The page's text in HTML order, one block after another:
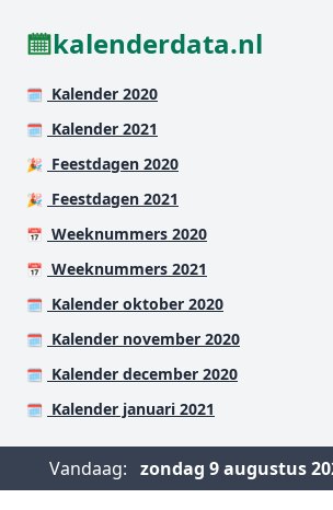
kalenderdata.nl
🗓️ Kalender 2020
🗓️ Kalender 2021
🎉 Feestdagen 2020
🎉 Feestdagen 2021
📅 Weeknummers 2020
📅 Weeknummers 2021
🗓️ Kalender oktober 2020
🗓️ Kalender november 2020
🗓️ Kalender december 2020
🗓️ Kalender januari 2021
Vandaag: zondag 9 augustus